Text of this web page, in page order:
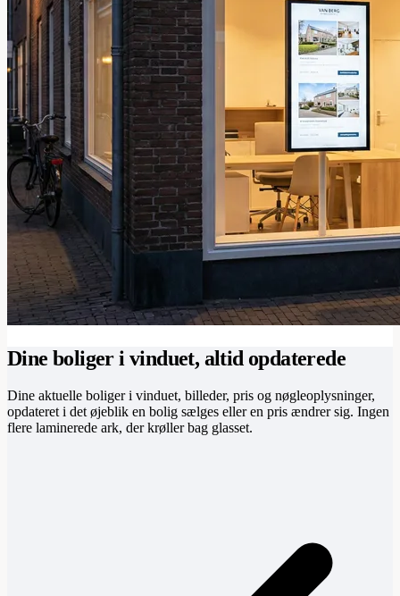
Dine boliger i vinduet, altid opdaterede
Dine aktuelle boliger i vinduet, billeder, pris og nøgleoplysninger,
opdateret i det øjeblik en bolig sælges eller en pris ændrer sig. Ingen
flere laminerede ark, der krøller bag glasset.